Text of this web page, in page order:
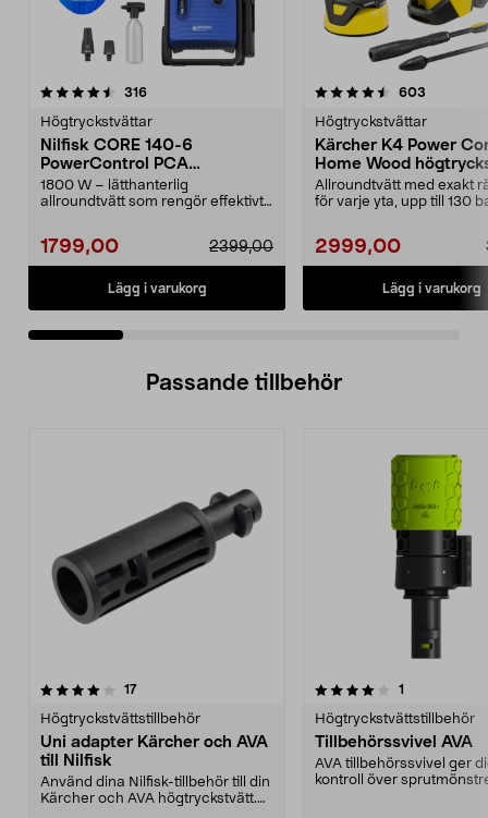
316recensioner
Högtryckstvättar
Nilfisk CORE 140-6
PowerControl PCA
högtryckstvätt
1800 W – lätthanterlig
allroundtvätt som rengör effektivt
1799,00 2399,00
Lägg i varukorg
4.5 av 5 stjärnor 603
Högtryckstvättar
Kärcher K4 Power
Home Wood
Allroundtvätt med exakt
för varje yta, upp till 130
2999,00
Lägg i varukorg
4.5 av 5 stjärnor
Passande tillbehör
17recensioner
Högtryckstvättstillbehör
Uni adapter Kärcher och AVA
till Nilfisk
Använd dina Nilfisk-tillbehör till din
Kärcher och AVA högtryckstvätt.
4.0av 5 stjärnor 1
Högtryckstvättstillbehör
Tillbehörssvivel AVA
AVA tillbehörssvivel ger
kontroll över
0.0 av 5 stjärnor